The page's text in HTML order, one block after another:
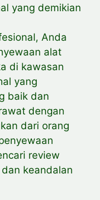
yang demikian
Anda
alat
di kawasan
yang
baik dan
dengan
dari orang
review
keandalan